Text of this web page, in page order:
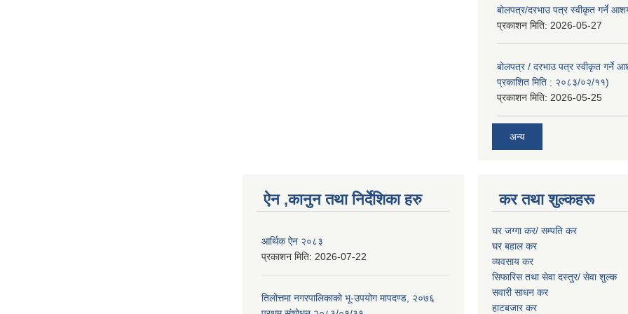
बोलपत्र/दरभाउ पत्र स्वीकृत गर्ने
प्रकाशन मिति: 2026-05-27
बोलपत्र / दरभाउ पत्र स्वीकृत गर्ने
प्रकाशित मिति : २०८३/०२/११)
प्रकाशन मिति: 2026-05-25
अन्य
ऐन ,कानुन तथा निर्देशिका हरु
आर्थिक ऐन २०८३
प्रकाशन मिति: 2026-07-22
तिलोत्तमा नगरपालिकाको भू-उपयोग मापदण्ड, २०७६
कर तथा शुल्कहरू
घर जग्गा कर/ सम्पति कर
घर बहाल कर
व्यवसाय कर
सिफारिस तथा सेवा दस्तुर/ सेवा शुल्क
सवारी साधन कर
हाटबजार कर